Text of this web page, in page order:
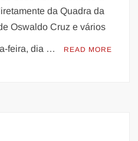
da Quadra da
Oswaldo Cruz e vários
feira, dia … READ MORE